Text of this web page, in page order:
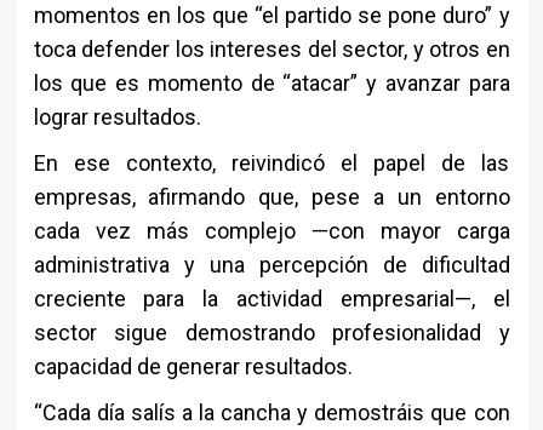
momentos en los que “el partido se pone duro” y
toca defender los intereses del sector, y otros en
los que es momento de “atacar” y avanzar para
lograr resultados.
En ese contexto, reivindicó el papel de las
empresas, afirmando que, pese a un entorno
cada vez más complejo —con mayor carga
administrativa y una percepción de dificultad
creciente para la actividad empresarial—, el
sector sigue demostrando profesionalidad y
capacidad de generar resultados.
“Cada día salís a la cancha y demostráis que con